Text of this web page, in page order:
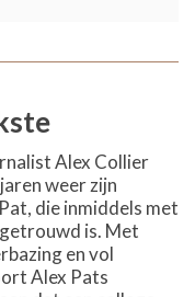
Alex Collier
weer zijn
die inmiddels met
is. Met
en vol
Alex Pats